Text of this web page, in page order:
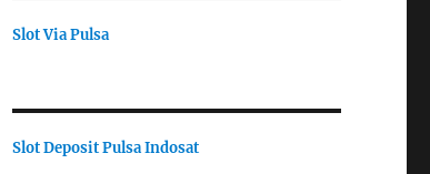
Slot Via Pulsa
Slot Deposit Pulsa Indosat